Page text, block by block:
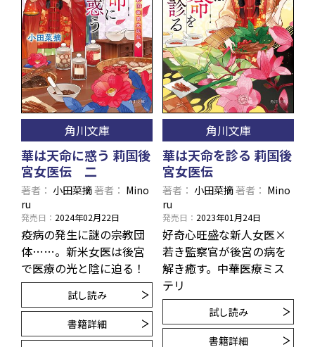
角川文庫
華は天命に惑う 莉国後
宮女医伝 二
著者 小田菜摘著者
Mino
ru
発売日 2024年02月22日
疫病の発生に謎の宗教団
体……。新米女医は後宮
で医療の光と陰に迫る！
試し読み
書籍詳細
角川文庫
華は天命を診る 莉国後
宮女医伝
著者 小田菜摘著者
Mino
ru
発売日 2023年01月24日
好奇心旺盛な新人女医×
若き監察官が後宮の病を
解き癒す。中華医療ミス
テリ
試し読み
書籍詳細